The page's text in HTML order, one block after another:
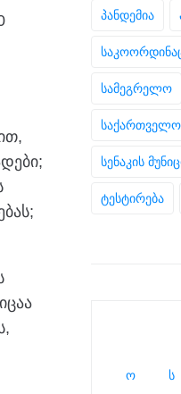
პანდემია
სამეგრელო
სენაკის
ტესტირება
ო ს